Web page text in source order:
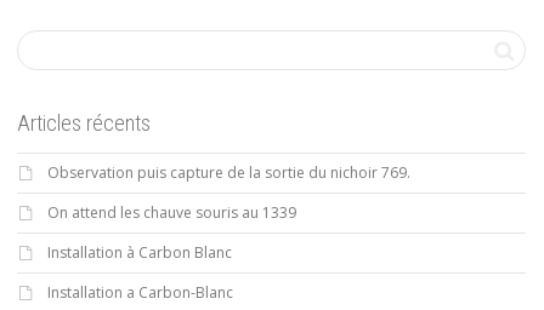
Articles récents
Observation puis capture de la sortie du nichoir 769.
On attend les chauve souris au 1339
Installation à Carbon Blanc
Installation a Carbon-Blanc